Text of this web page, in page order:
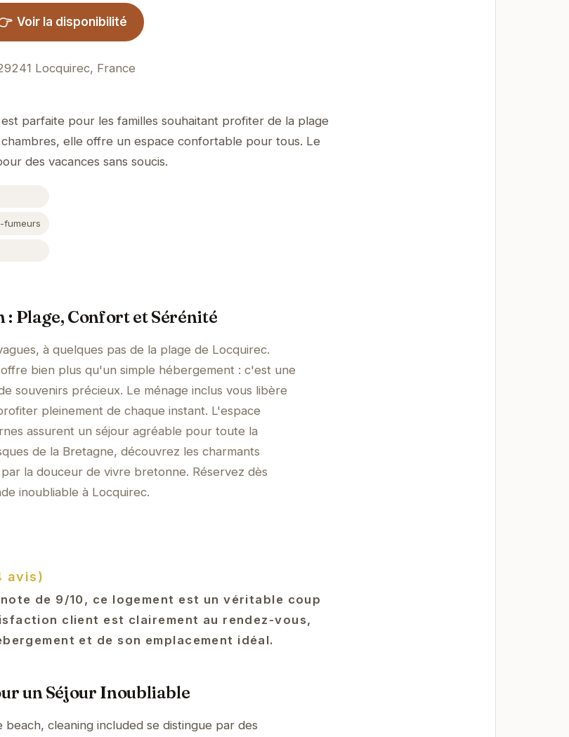
Voir la disponibilité
Locquirec, France
parfaite pour les familles souhaitant profiter de la plage
elle offre un espace confortable pour tous. Le
des vacances sans soucis.
fumeurs
Plage, Confort et Sérénité
à quelques pas de la plage de Locquirec.
bien plus qu'un simple hébergement : c'est une
souvenirs précieux. Le ménage inclus vous libère
pleinement de chaque instant. L'espace
assurent un séjour agréable pour toute la
de la Bretagne, découvrez les charmants
la douceur de vivre bretonne. Réservez dès
inoubliable à Locquirec.
avis)
de 9/10, ce logement est un véritable coup
client est clairement au rendez-vous,
et de son emplacement idéal.
un Séjour Inoubliable
cleaning included se distingue par des